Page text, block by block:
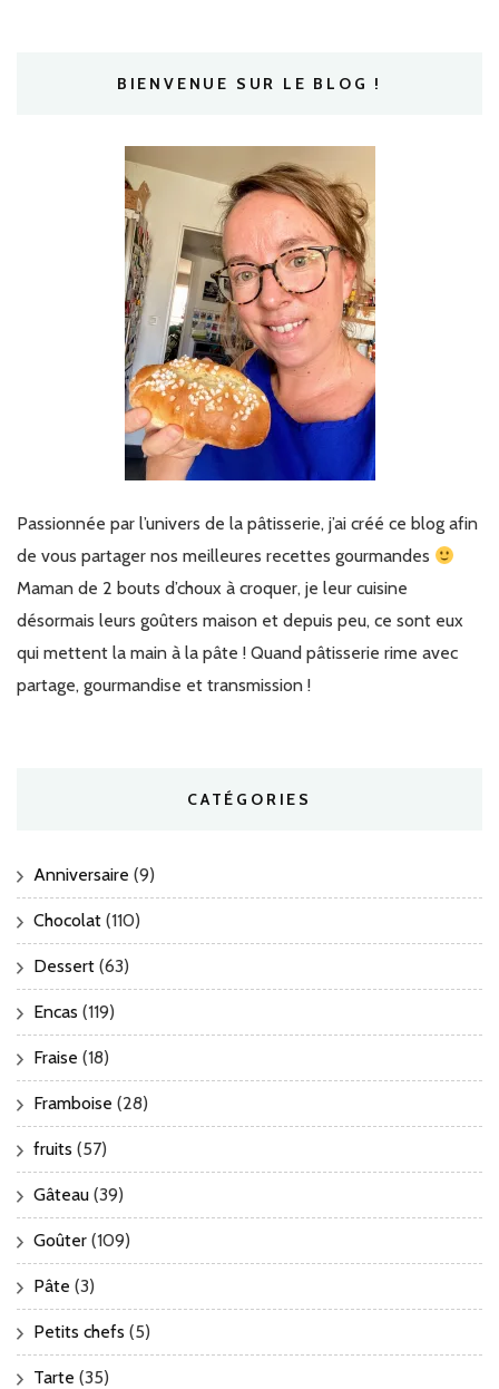
BIENVENUE SUR LE BLOG !
Passionnée par l’univers de la pâtisserie, j’ai créé ce blog afin
de vous partager nos meilleures recettes gourmandes
Maman de 2 bouts d’choux à croquer, je leur cuisine
désormais leurs goûters maison et depuis peu, ce sont eux
qui mettent la main à la pâte ! Quand pâtisserie rime avec
partage, gourmandise et transmission !
CATÉGORIES
Anniversaire (9)
Chocolat (110)
Dessert (63)
Encas (119)
Fraise (18)
Framboise (28)
fruits (57)
Gâteau (39)
Goûter (109)
Pâte (3)
Petits chefs (5)
Tarte (35)